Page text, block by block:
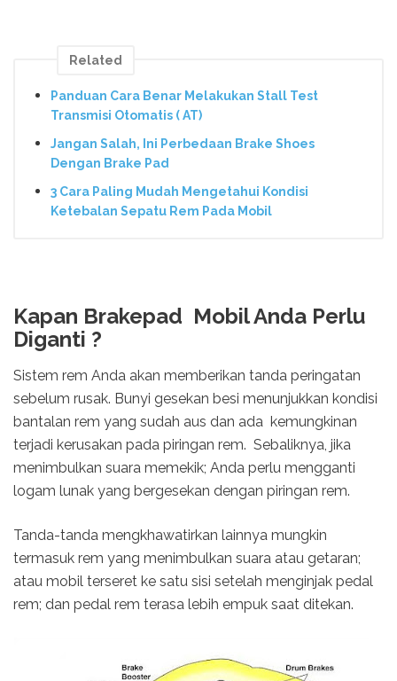
Related
Panduan Cara Benar Melakukan Stall Test
Transmisi Otomatis ( AT)
Jangan Salah, Ini Perbedaan Brake Shoes
Dengan Brake Pad
3 Cara Paling Mudah Mengetahui Kondisi
Ketebalan Sepatu Rem Pada Mobil
Kapan Brakepad Mobil Anda Perlu
Diganti ?
Sistem rem Anda akan memberikan tanda peringatan
sebelum rusak. Bunyi gesekan besi menunjukkan kondisi
bantalan rem yang sudah aus dan ada kemungkinan
terjadi kerusakan pada piringan rem. Sebaliknya, jika
menimbulkan suara memekik; Anda perlu mengganti
logam lunak yang bergesekan dengan piringan rem.
Tanda-tanda mengkhawatirkan lainnya mungkin
termasuk rem yang menimbulkan suara atau getaran;
atau mobil terseret ke satu sisi setelah menginjak pedal
rem; dan pedal rem terasa lebih empuk saat ditekan.